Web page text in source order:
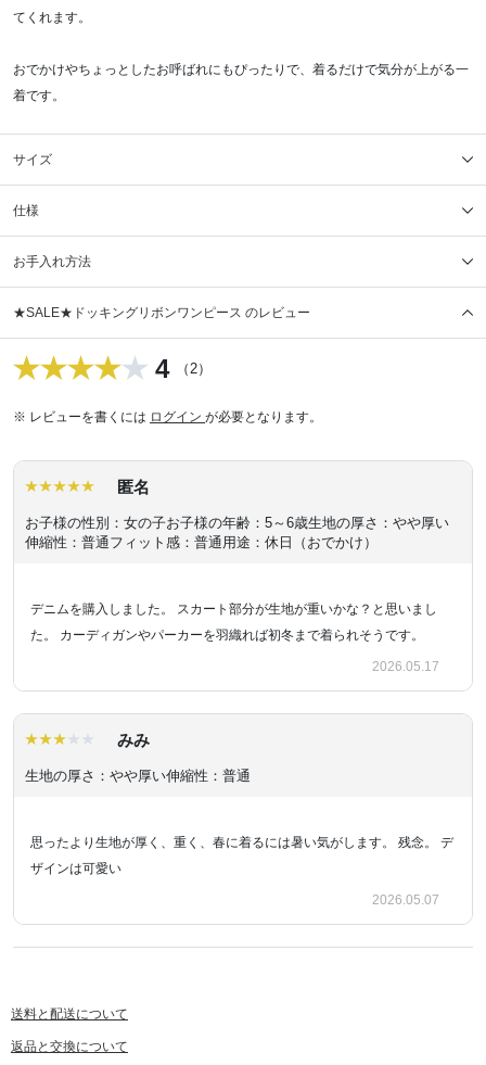
てくれます。
おでかけやちょっとしたお呼ばれにもぴったりで、着るだけで気分が上がる一
着です。
サイズ
仕様
お手入れ方法
★SALE★ドッキングリボンワンピース のレビュー
4 （2）
※ レビューを書くには ログイン が必要となります。
匿名
お子様の性別：女の子お子様の年齢：5～6歳生地の厚さ：やや厚い
伸縮性：普通フィット感：普通用途：休日（おでかけ）
デニムを購入しました。 スカート部分が生地が重いかな？と思いまし
た。 カーディガンやパーカーを羽織れば初冬まで着られそうです。
2026.05.17
みみ
生地の厚さ：やや厚い伸縮性：普通
思ったより生地が厚く、重く、春に着るには暑い気がします。 残念。 デ
ザインは可愛い
2026.05.07
送料と配送について
返品と交換について